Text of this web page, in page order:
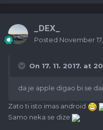
_DEX_
Posted November 17,
On 17. 11. 2017. at
da je apple digao bi se
Zato ti isto imas android
Samo neka se dize